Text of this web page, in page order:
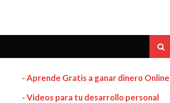
-Aprende Gratis a ganar dinero Online
-Videos para tu desarrollo personal